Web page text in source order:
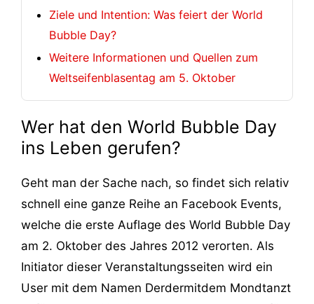
Ziele und Intention: Was feiert der World
Bubble Day?
Weitere Informationen und Quellen zum
Weltseifenblasentag am 5. Oktober
Wer hat den World Bubble Day
ins Leben gerufen?
Geht man der Sache nach, so findet sich relativ
schnell eine ganze Reihe an Facebook Events,
welche die erste Auflage des World Bubble Day
am 2. Oktober des Jahres 2012 verorten. Als
Initiator dieser Veranstaltungsseiten wird ein
User mit dem Namen Derdermitdem Mondtanzt